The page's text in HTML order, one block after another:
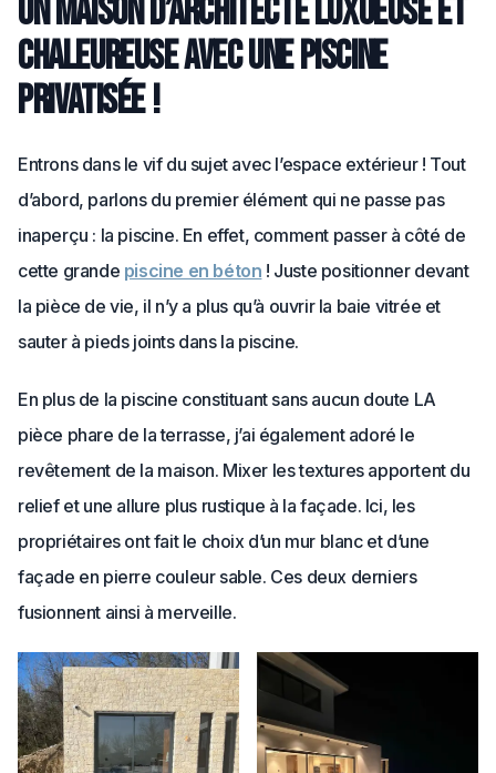
Un maison d’architecte luxueuse et
chaleureuse avec une piscine
privatisée !
Entrons dans le vif du sujet avec l’espace extérieur ! Tout
d’abord, parlons du premier élément qui ne passe pas
inaperçu : la piscine. En effet, comment passer à côté de
cette grande piscine en béton ! Juste positionner devant
la pièce de vie, il n’y a plus qu’à ouvrir la baie vitrée et
sauter à pieds joints dans la piscine.
En plus de la piscine constituant sans aucun doute LA
pièce phare de la terrasse, j’ai également adoré le
revêtement de la maison. Mixer les textures apportent du
relief et une allure plus rustique à la façade. Ici, les
propriétaires ont fait le choix d’un mur blanc et d’une
façade en pierre couleur sable. Ces deux derniers
fusionnent ainsi à merveille.